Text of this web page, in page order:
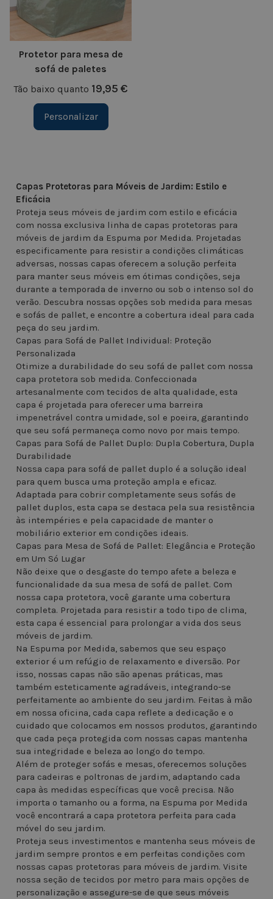
Protetor para mesa de
sofá de paletes
Tão baixo quanto 19,95 €
Personalizar
Capas Protetoras para Móveis de Jardim: Estilo e
Eficácia
Proteja seus móveis de jardim com estilo e eficácia
com nossa exclusiva linha de capas protetoras para
móveis de jardim da Espuma por Medida. Projetadas
especificamente para resistir a condições climáticas
adversas, nossas capas oferecem a solução perfeita
para manter seus móveis em ótimas condições, seja
durante a temporada de inverno ou sob o intenso sol do
verão. Descubra nossas opções sob medida para mesas
e sofás de pallet, e encontre a cobertura ideal para cada
peça do seu jardim.
Capas para Sofá de Pallet Individual: Proteção
Personalizada
Otimize a durabilidade do seu sofá de pallet com nossa
capa protetora sob medida. Confeccionada
artesanalmente com tecidos de alta qualidade, esta
capa é projetada para oferecer uma barreira
impenetrável contra umidade, sol e poeira, garantindo
que seu sofá permaneça como novo por mais tempo.
Capas para Sofá de Pallet Duplo: Dupla Cobertura, Dupla
Durabilidade
Nossa capa para sofá de pallet duplo é a solução ideal
para quem busca uma proteção ampla e eficaz.
Adaptada para cobrir completamente seus sofás de
pallet duplos, esta capa se destaca pela sua resistência
às intempéries e pela capacidade de manter o
mobiliário exterior em condições ideais.
Capas para Mesa de Sofá de Pallet: Elegância e Proteção
em Um Só Lugar
Não deixe que o desgaste do tempo afete a beleza e
funcionalidade da sua mesa de sofá de pallet. Com
nossa capa protetora, você garante uma cobertura
completa. Projetada para resistir a todo tipo de clima,
esta capa é essencial para prolongar a vida dos seus
móveis de jardim.
Na Espuma por Medida, sabemos que seu espaço
exterior é um refúgio de relaxamento e diversão. Por
isso, nossas capas não são apenas práticas, mas
também esteticamente agradáveis, integrando-se
perfeitamente ao ambiente do seu jardim. Feitas à mão
em nossa oficina, cada capa reflete a dedicação e o
cuidado que colocamos em nossos produtos, garantindo
que cada peça protegida com nossas capas mantenha
sua integridade e beleza ao longo do tempo.
Além de proteger sofás e mesas, oferecemos soluções
para cadeiras e poltronas de jardim, adaptando cada
capa às medidas específicas que você precisa. Não
importa o tamanho ou a forma, na Espuma por Medida
você encontrará a capa protetora perfeita para cada
móvel do seu jardim.
Proteja seus investimentos e mantenha seus móveis de
jardim sempre prontos e em perfeitas condições com
nossas capas protetoras para móveis de jardim. Visite
nossa seção de tecidos por metro para mais opções de
personalização e assegure-se de que seus móveis